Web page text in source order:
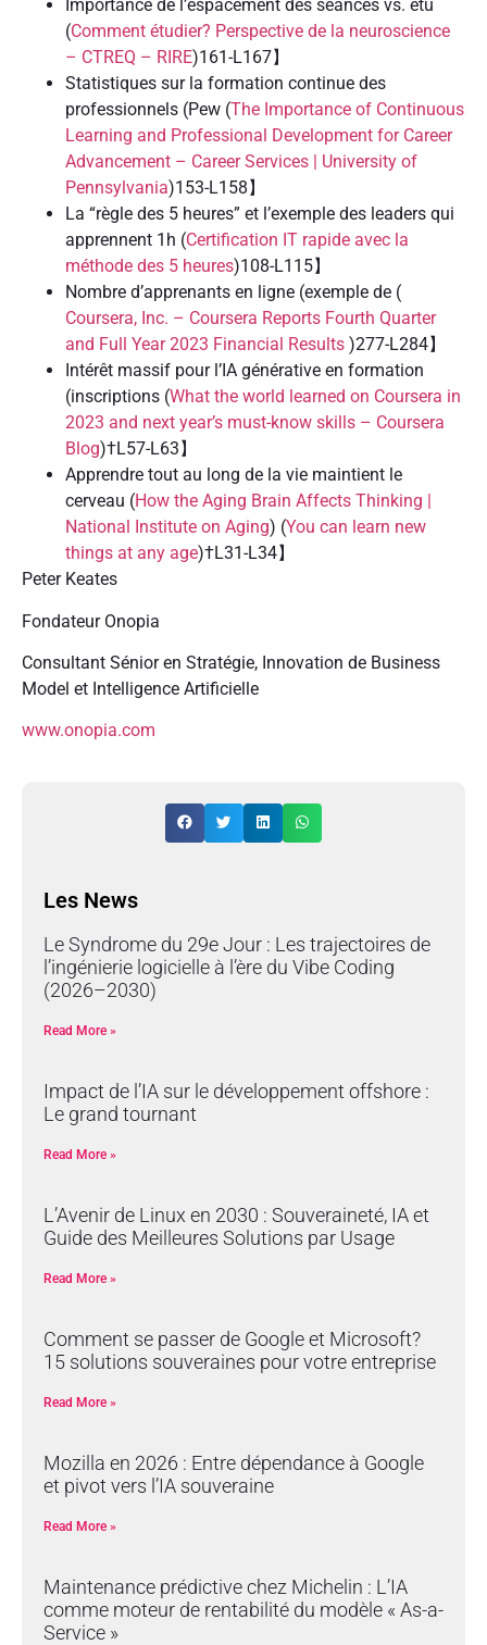
Importance de l’espacement des séances vs. étu
(Comment étudier? Perspective de la neuroscience
– CTREQ – RIRE)161-L167】
Statistiques sur la formation continue des
professionnels (Pew (The Importance of Continuous
Learning and Professional Development for Career
Advancement – Career Services | University of
Pennsylvania)153-L158】
La “règle des 5 heures” et l’exemple des leaders qui
apprennent 1h (Certification IT rapide avec la
méthode des 5 heures)108-L115】
Nombre d’apprenants en ligne (exemple de (
Coursera, Inc. – Coursera Reports Fourth Quarter
and Full Year 2023 Financial Results )277-L284】
Intérêt massif pour l’IA générative en formation
(inscriptions (What the world learned on Coursera in
2023 and next year’s must-know skills – Coursera
Blog)†L57-L63】
Apprendre tout au long de la vie maintient le
cerveau (How the Aging Brain Affects Thinking |
National Institute on Aging) (You can learn new
things at any age)†L31-L34】
Peter Keates
Fondateur Onopia
Consultant Sénior en Stratégie, Innovation de Business
Model et Intelligence Artificielle
www.onopia.com
Les News
Le Syndrome du 29e Jour : Les trajectoires de
l’ingénierie logicielle à l’ère du Vibe Coding
(2026–2030)
Read More »
Impact de l’IA sur le développement offshore :
Le grand tournant
Read More »
L’Avenir de Linux en 2030 : Souveraineté, IA et
Guide des Meilleures Solutions par Usage
Read More »
Comment se passer de Google et Microsoft?
15 solutions souveraines pour votre entreprise
Read More »
Mozilla en 2026 : Entre dépendance à Google
et pivot vers l’IA souveraine
Read More »
Maintenance prédictive chez Michelin : L’IA
comme moteur de rentabilité du modèle « As-a-
Service »